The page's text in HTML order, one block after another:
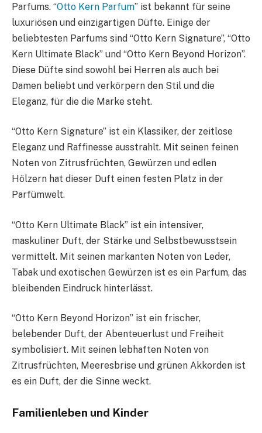
Parfums. “Otto Kern Parfum” ist bekannt für seine
luxuriösen und einzigartigen Düfte. Einige der
beliebtesten Parfums sind “Otto Kern Signature”, “Otto
Kern Ultimate Black” und “Otto Kern Beyond Horizon”.
Diese Düfte sind sowohl bei Herren als auch bei
Damen beliebt und verkörpern den Stil und die
Eleganz, für die die Marke steht.
“Otto Kern Signature” ist ein Klassiker, der zeitlose
Eleganz und Raffinesse ausstrahlt. Mit seinen feinen
Noten von Zitrusfrüchten, Gewürzen und edlen
Hölzern hat dieser Duft einen festen Platz in der
Parfümwelt.
“Otto Kern Ultimate Black” ist ein intensiver,
maskuliner Duft, der Stärke und Selbstbewusstsein
vermittelt. Mit seinen markanten Noten von Leder,
Tabak und exotischen Gewürzen ist es ein Parfum, das
bleibenden Eindruck hinterlässt.
“Otto Kern Beyond Horizon” ist ein frischer,
belebender Duft, der Abenteuerlust und Freiheit
symbolisiert. Mit seinen lebhaften Noten von
Zitrusfrüchten, Meeresbrise und grünen Akkorden ist
es ein Duft, der die Sinne weckt.
Familienleben und Kinder